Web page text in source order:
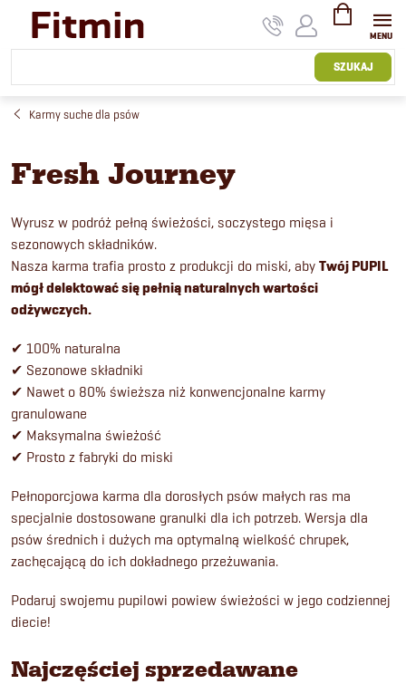
treści
SZUKAJ
KOSZYK
Karmy suche dla psów
Fresh Journey
Wyrusz w podróż pełną świeżości, soczystego mięsa i
sezonowych składników.
Nasza karma trafia prosto z produkcji do miski, aby Twój PUPIL
mógł delektować się pełnią naturalnych wartości
odżywczych.
✔ 100% naturalna
✔ Sezonowe składniki
✔ Nawet o 80% świeższa niż konwencjonalne karmy
granulowane
✔ Maksymalna świeżość
✔ Prosto z fabryki do miski
Pełnoporcjowa karma dla dorosłych psów małych ras ma
specjalnie dostosowane granulki dla ich potrzeb. Wersja dla
psów średnich i dużych ma optymalną wielkość chrupek,
zachęcającą do ich dokładnego przeżuwania.
Podaruj swojemu pupilowi powiew świeżości w jego codziennej
diecie!
Najczęściej sprzedawane